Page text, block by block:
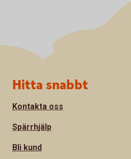
Sidfot
Hitta snabbt
Kontakta oss
Spärrhjälp
Bli kund